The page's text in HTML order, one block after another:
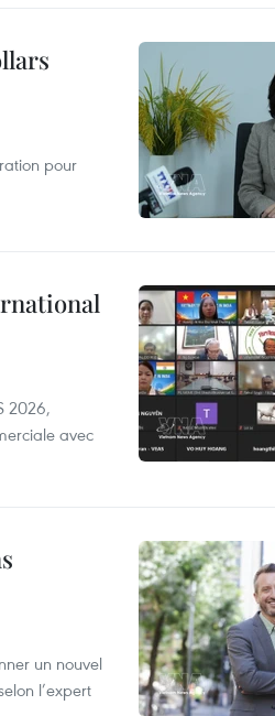
pour
2026,
avec
un nouvel
l’expert